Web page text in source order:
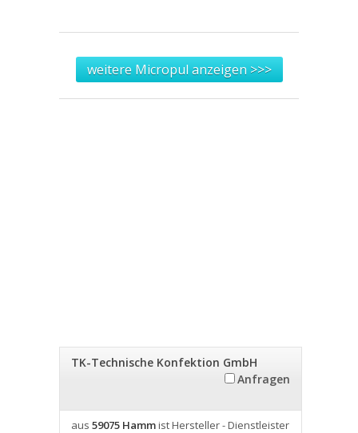
weitere Micropul anzeigen >>>
TK-Technische Konfektion GmbH
Anfragen
aus 59075 Hammist Hersteller - Dienstleister